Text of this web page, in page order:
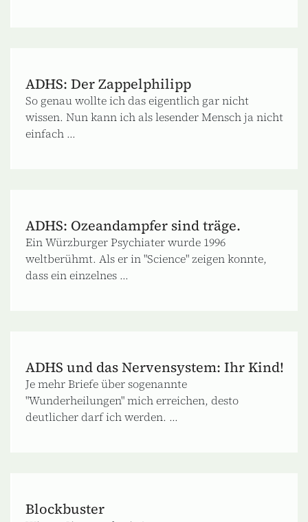
ADHS: Der Zappelphilipp
So genau wollte ich das eigentlich gar nicht
wissen. Nun kann ich als lesender Mensch ja nicht
einfach ...
ADHS: Ozeandampfer sind träge.
Ein Würzburger Psychiater wurde 1996
weltberühmt. Als er in "Science" zeigen konnte,
dass ein einzelnes ...
ADHS und das Nervensystem: Ihr Kind!
Je mehr Briefe über sogenannte
"Wunderheilungen" mich erreichen, desto
deutlicher darf ich werden. ...
Blockbuster